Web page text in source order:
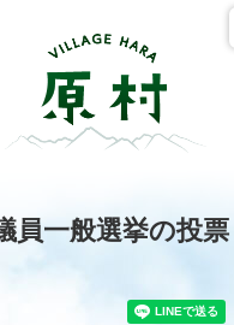
員一般選挙の投